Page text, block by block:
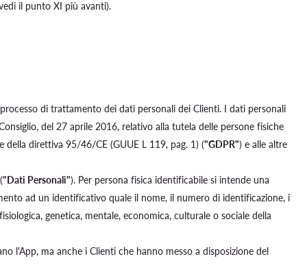
il punto XI più avanti).
di trattamento dei dati personali dei Clienti. I dati personali
del 27 aprile 2016, relativo alla tutela delle persone fisiche
direttiva 95/46/CE (GUUE L 119, pag. 1) ("GDPR") e alle altre
"Dati Personali"). Per persona fisica identificabile si intende una
ad un identificativo quale il nome, il numero di identificazione, i
genetica, mentale, economica, culturale o sociale della
l'App, ma anche i Clienti che hanno messo a disposizione del